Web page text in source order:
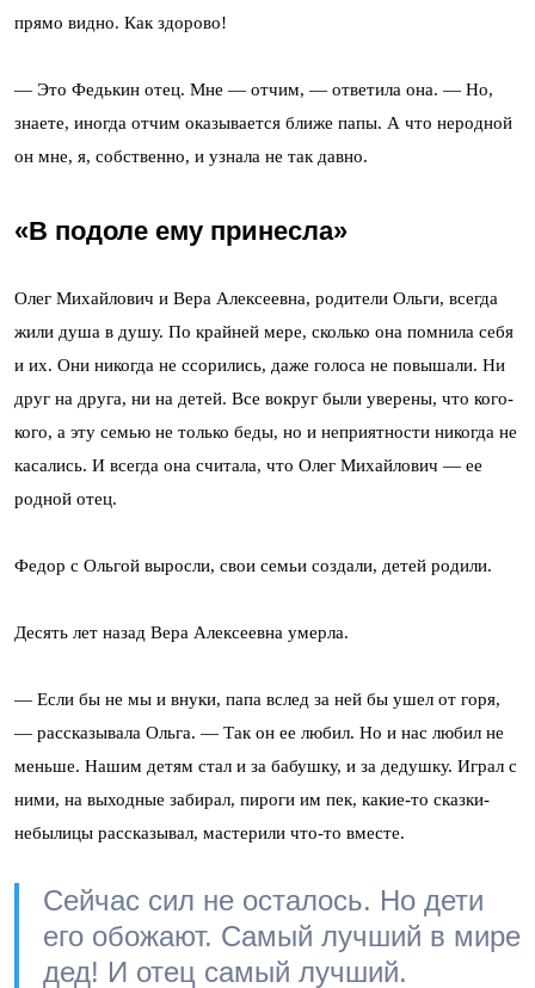
прямо видно. Как здорово!
— Это Федькин отец. Мне — отчим, — ответила она. — Но,
знаете, иногда отчим оказывается ближе папы. А что неродной
он мне, я, собственно, и узнала не так давно.
«В подоле ему принесла»
Олег Михайлович и Вера Алексеевна, родители Ольги, всегда
жили душа в душу. По крайней мере, сколько она помнила себя
и их. Они никогда не ссорились, даже голоса не повышали. Ни
друг на друга, ни на детей. Все вокруг были уверены, что кого-
кого, а эту семью не только беды, но и неприятности никогда не
касались. И всегда она считала, что Олег Михайлович — ее
родной отец.
Федор с Ольгой выросли, свои семьи создали, детей родили.
Десять лет назад Вера Алексеевна умерла.
— Если бы не мы и внуки, папа вслед за ней бы ушел от горя,
— рассказывала Ольга. — Так он ее любил. Но и нас любил не
меньше. Нашим детям стал и за бабушку, и за дедушку. Играл с
ними, на выходные забирал, пироги им пек, какие-то сказки-
небылицы рассказывал, мастерили что-то вместе.
Сейчас сил не осталось. Но дети
его обожают. Самый лучший в мире
дед! И отец самый лучший.